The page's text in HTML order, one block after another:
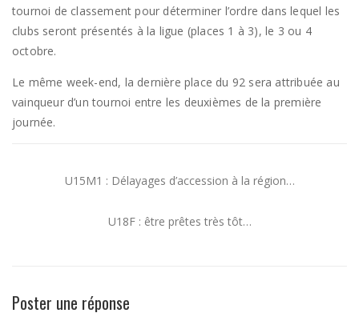
tournoi de classement pour déterminer l’ordre dans lequel les
clubs seront présentés à la ligue (places 1 à 3), le 3 ou 4
octobre.
Le même week-end, la dernière place du 92 sera attribuée au
vainqueur d’un tournoi entre les deuxièmes de la première
journée.
U15M1 : Délayages d’accession à la région…
U18F : être prêtes très tôt…
Poster une réponse